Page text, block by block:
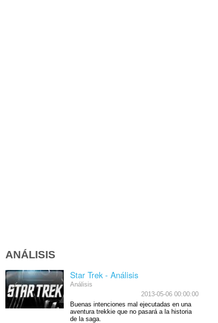
ANÁLISIS
Star Trek - Análisis
Análisis
2013-05-06 00:00:00
Buenas intenciones mal ejecutadas en una
aventura trekkie que no pasará a la historia
de la saga.